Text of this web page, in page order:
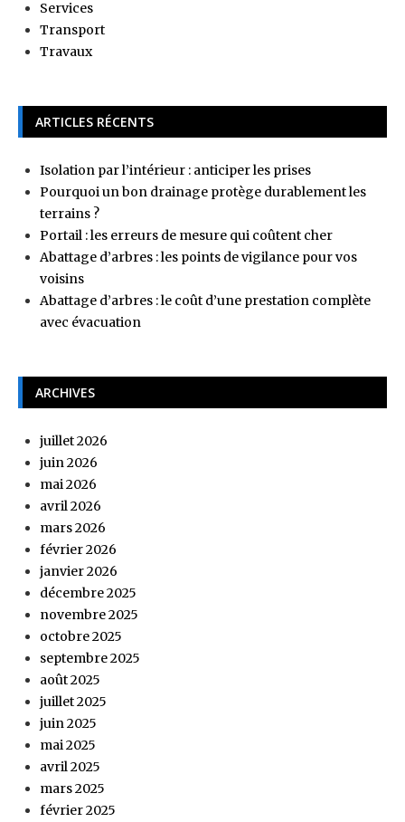
Services
Transport
Travaux
ARTICLES RÉCENTS
Isolation par l’intérieur : anticiper les prises
Pourquoi un bon drainage protège durablement les
terrains ?
Portail : les erreurs de mesure qui coûtent cher
Abattage d’arbres : les points de vigilance pour vos
voisins
Abattage d’arbres : le coût d’une prestation complète
avec évacuation
ARCHIVES
juillet 2026
juin 2026
mai 2026
avril 2026
mars 2026
février 2026
janvier 2026
décembre 2025
novembre 2025
octobre 2025
septembre 2025
août 2025
juillet 2025
juin 2025
mai 2025
avril 2025
mars 2025
février 2025